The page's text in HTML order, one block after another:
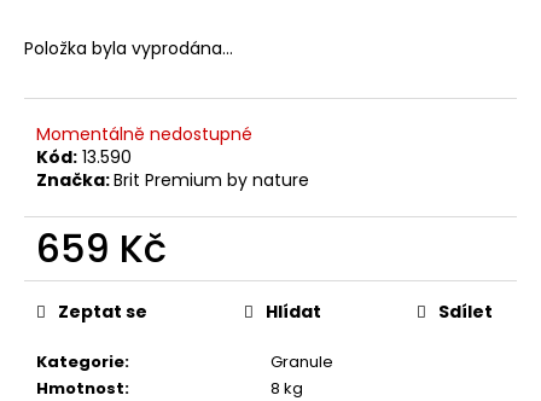
Položka byla vyprodána…
Momentálně nedostupné
Kód: 13.590
Značka:Brit Premium by nature
659 Kč
Měrná
cena:
Kategorie:
Granule
Hmotnost:
8 kg
Zeptat se Hlídat Sdílet
o
p
o
u
u
j
e
e